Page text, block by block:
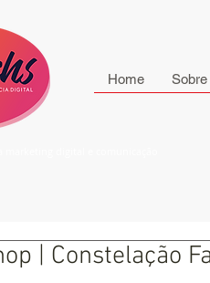
Home Sobre
| Constelação